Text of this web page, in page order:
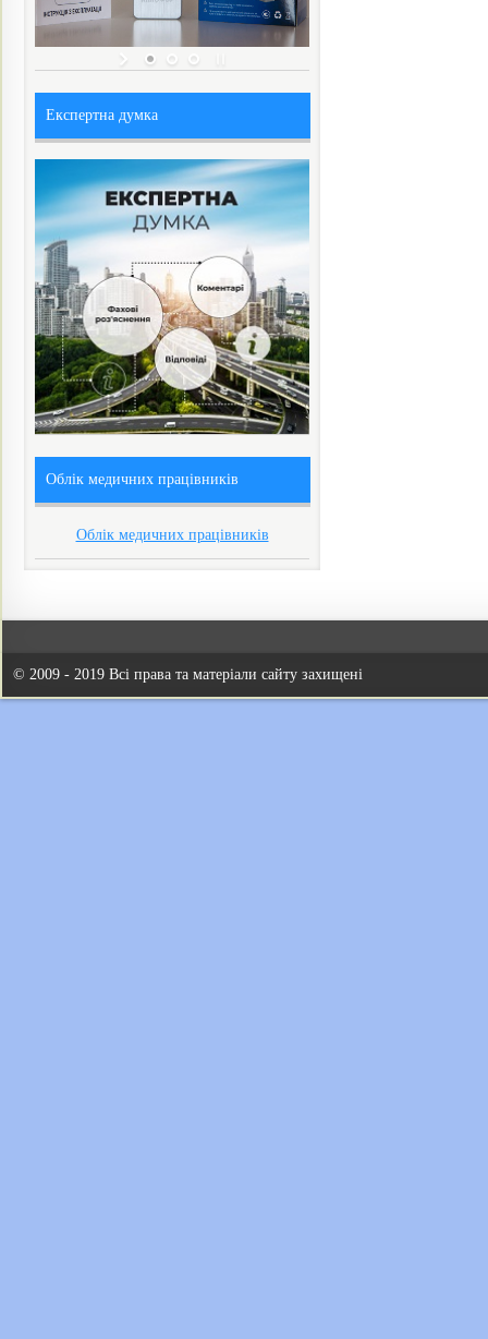
Експертна думка
Облік медичних працівників
Облік медичних працівників
© 2009 - 2019 Всі права та матеріали сайту захищені